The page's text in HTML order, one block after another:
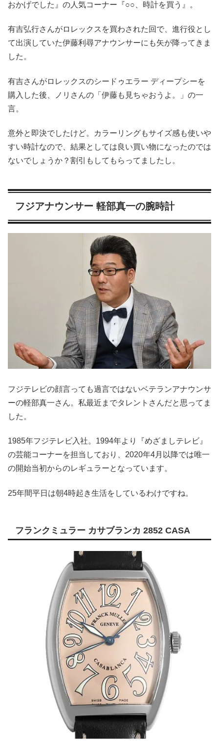
おかげでした』の人気コーナー『○○、時計を買う』。
有吉弘行さんがロレックスを買わされた回で、進行役とし
て出演していた伊藤利尋アナウンサーにも矢が降ってきま
した。
有吉さんがロレックスのシードゥエラー ディープシーを
購入した後、ノリさんの「伊藤も見ちゃおうよ。」の一
言。
意外と即決でしたけど。カラーリングもサイズ感も使いや
すい時計なので、結果としては良い買い物になったのでは
ないでしょうか？割引もしてもらってましたし。
フジアナウンサー 軽部真一の腕時計
フジテレビの顔言っても過言ではないベテランアナウンサ
ーの軽部真一さん。私最近までタレントさんだと思ってま
した。
1985年フジテレビ入社。1994年より『めざましテレビ』
の芸能コーナーを担当しており、2020年4月以降では唯一
の開始当初からのレギュラーとなっています。
25年間平日は朝4時起き生活をしているわけですね。
フランクミュラー カサブランカ 2852 CASA